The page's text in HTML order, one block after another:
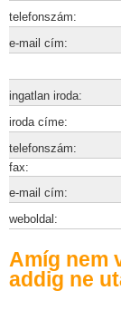
telefonszám:
e-mail cím:
ingatlan iroda:
iroda címe:
telefonszám:
fax:
e-mail cím:
weboldal:
Amíg nem
addig ne